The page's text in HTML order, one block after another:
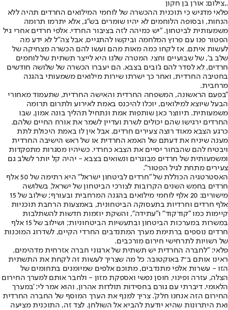
.,צילום: אורן בן חקון
פלאי מדגיש כי תוכנית ההכשרה של לוחמי המילואים החרדים תהיה ללא
הנחות, ובסופה הלוחמים לא יהיו שומרים בש"ג, אלא יתרמו תרומה
משמעותית לביטחון. "יש כמיהה לזה בציבור החרדי. אלפי חרדים אחרי גיל
הפטור פנו עם פרוץ המלחמה וביקשו להתגייס, אבל צה"ל לא ידע מה
לעשות איתם. אז לקחו כמה מאות מהם ועשו להם הכשרה מצחיקה של
שלב ב', של שבועיים וחצי. המטרה שלנו היא לייצר תשתית של לוחמים
חרדים, לא לסדר להם ג'ובים בצבא. הם יעברו הכשרה של שלושה חודשים
בחטיבה החרדית, ואחר כך ישרתו שירות מילואים משמעותי בהגנה
מרחבית.
"בפעם הראשונה, המשפחה החרדית והאישה החרדית, שתעמוד מאחורי
הבעל שיוצא למילואים, יוכלו להיכנס באמת לאירוע ולתרום תרומה
משמעותית. תיווצר כאן שותפות אמת ונתחיל תהליך בונה אמון, שבו
החרדים ירגישו שהם יכולים לשרת ועדיין לשמר את אורח החיים שלהם.
כרגע הצבא מאוד רוצה צעירים חרדים, אבל אין לו באמת היכולת לתת
מענה שיניח את דעתם של האמא החרדית או של ראש הישיבה החרדית
ויבטיח להם שהבחור יסיים את הצבא כחרדי. כשיהיו מסגרות מתפקדות
ומשמעותית של חרדים מבוגרים ונשואים בצבא - יהיה קל יותר לשלב גם
צעירים מתחת לגיל הפטור".
האסטרטגיה הכוללת של "חרדים לביטחון ישראל" היא רתימה של 50 אלף
חרדים בחמש השנים הקרובות לצורכי הביטחון של ישראל, בשלושה
מישורים: 20 אלף לוחמי מילואים בהגנה המרחבית ובעורף; שילוב של 15
אלף חרדים וחרדיות בתעסוקה הביטחונית, באמצעות הרחבת תוכניות
קיימות כמו "קודקוד" ו"עתידה", והשקת יוזמות חדשות להשתלבות
במשרות במערכות הביטחון ובתעשיות הביטחוניות; ושילוב של 15 אלף
חרדים נוספים ברתימת מערך המתנדבים החרדי הקיים, לשדרוג המוכנות
של רשויות לתרחישי חירום מורכבים.
פלאי: "לחברה החרדית יש תשתית של ארגוני חברה אזרחית מדהימים.
ראינו אותם ב־7 באוקטובר. כל מה שצריך לעשות זה לקחת את התשתית
הזו - עשרות אלפי מתנדבים, מתוכם אלפים שמיומנים בתחומים של
הצלה, עזרה ופינוי, חוסן נפשי ואספקת מזון - ולחבר אותם למערך החירום
הלאומי. דיברתי עם גורם בחסידות תולדות אהרון, והוא אמר לי: 'במערך
החירום הזה אנחנו חלק'. צריך למנף את הערך המוסף של החברה החרדית
ואת היתרונות שהיא יודעת להביא אל השולחן. לצד זה, התוכנית מציעה